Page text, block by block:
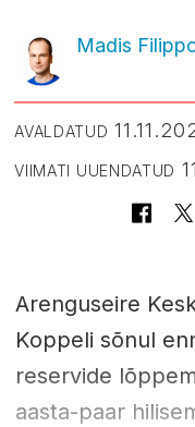
Madis
AVALDATUD
VIIMATI UUENDATUD
Arenguseire
Koppeli sõnul
reservide
aasta-paar